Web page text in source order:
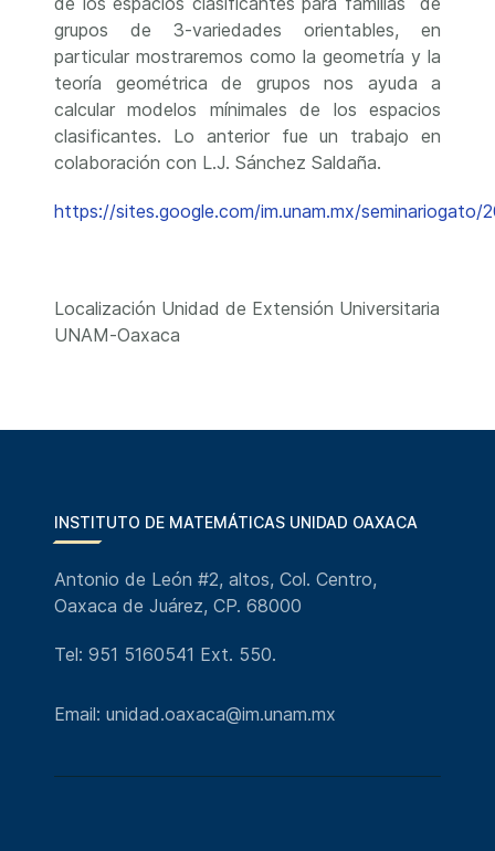
grupos de 3-variedades orientables, en
particular mostraremos como la geometría y la
teoría geométrica de grupos nos ayuda a
calcular modelos mínimales de los espacios
clasificantes. Lo anterior fue un trabajo en
colaboración con L.J. Sánchez Saldaña.
https://sites.google.com/im.unam.mx/seminariogato/
Localización Unidad de Extensión Universitaria
UNAM-Oaxaca
INSTITUTO DE MATEMÁTICAS UNIDAD OAXACA
Antonio de León #2, altos, Col. Centro,
Oaxaca de Juárez, CP. 68000
Tel: 951 5160541 Ext. 550.
Email: unidad.oaxaca@im.unam.mx